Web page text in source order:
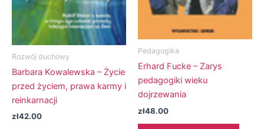
Rozwój duchowy
Barbara Kowalewska – Życie
przed życiem, prawa karmy i
reinkarnacji
zł42.00
Pedagogika
Erhard Fucke – Zarys
pedagogiki wieku
dojrzewania
zł48.00